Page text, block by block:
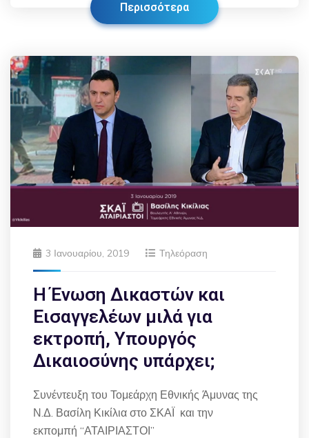
Περισσότερα
3 Ιανουαρίου, 2019 Τηλεόραση
Η Ένωση Δικαστών και
Εισαγγελέων μιλά για
εκτροπή, Υπουργός
Δικαιοσύνης υπάρχει;
Συνέντευξη του Τομεάρχη Εθνικής Άμυνας της
Ν.Δ. Βασίλη Κικίλια στο ΣΚΑΪ και την
εκπομπή “ΑΤΑΙΡΙΑΣΤΟΙ”